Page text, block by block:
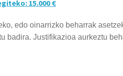
15.000 €
edo oinarrizko beharrak
badira. Justifikazioa aurkeztu